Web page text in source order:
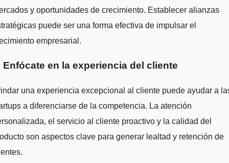
y oportunidades de crecimiento. Establecer alianzas
puede ser una forma efectiva de impulsar el
empresarial.
Enfócate en la experiencia del cliente
una experiencia excepcional al cliente puede ayudar a
a diferenciarse de la competencia. La atención
el servicio al cliente proactivo y la calidad del
son aspectos clave para generar lealtad y retención de